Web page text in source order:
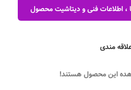
، اطلاعات فنی و دیتاشیت محصول
مندی
این محصول هستند!